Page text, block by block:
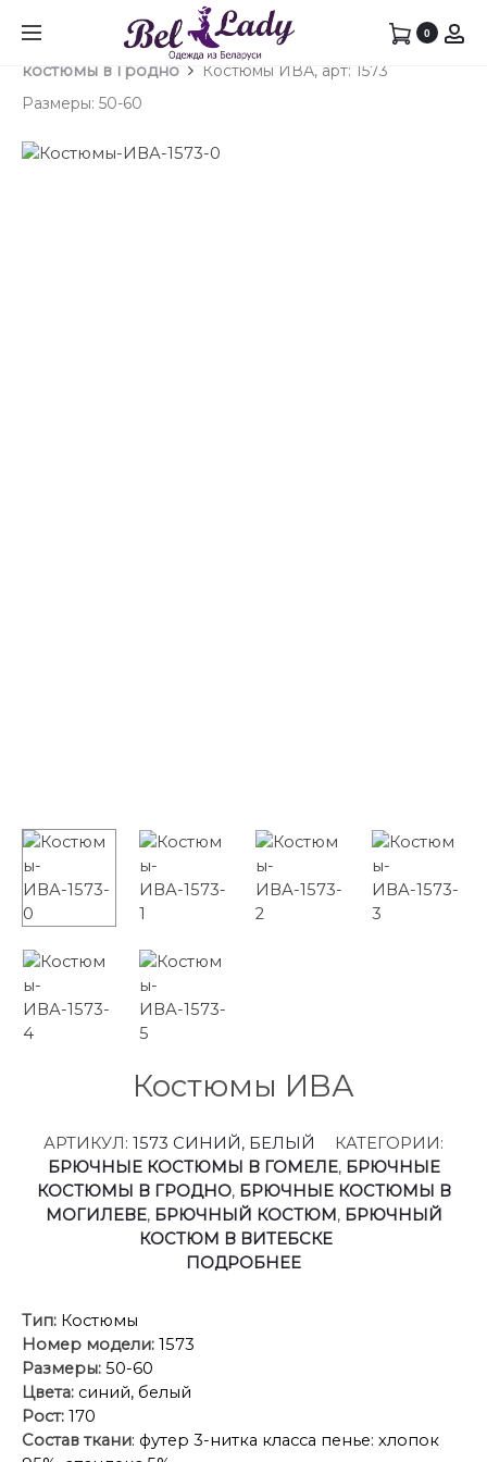
0
Главная Брючный костюм
Брючные
костюмы в Гродно
Костюмы ИВА, арт: 1573
Размеры: 50-60
Костюмы ИВА
АРТИКУЛ: 1573 СИНИЙ, БЕЛЫЙ
КАТЕГОРИИ:
БРЮЧНЫЕ КОСТЮМЫ В ГОМЕЛЕ, БРЮЧНЫЕ
КОСТЮМЫ В ГРОДНО, БРЮЧНЫЕ КОСТЮМЫ В
МОГИЛЕВЕ, БРЮЧНЫЙ КОСТЮМ, БРЮЧНЫЙ
КОСТЮМ В ВИТЕБСКЕ
ПОДРОБНЕЕ
Тип: Костюмы
Номер модели: 1573
Размеры: 50-60
Цвета: синий, белый
Рост: 170
Состав ткани: футер 3-нитка класса пенье: хлопок